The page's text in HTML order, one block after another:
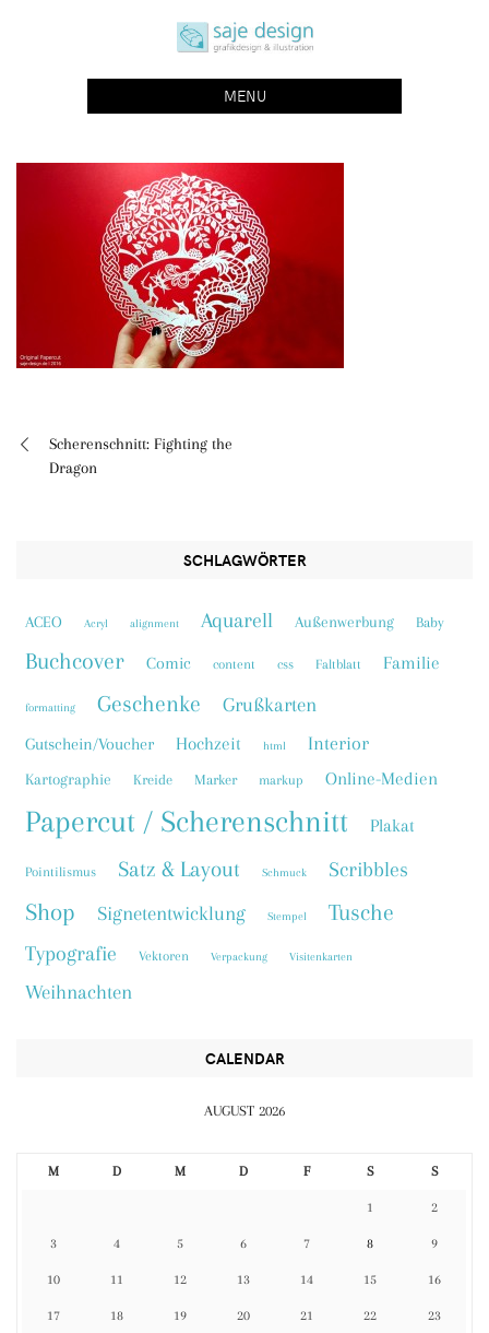
saje design bonn
grafikdesign | buchgestaltung | illustration
MENU
Beitragsnavigation
Scherenschnitt: Fighting the
Dragon
SCHLAGWÖRTER
ACEO Acryl alignment Aquarell Außenwerbung Baby
Buchcover Comic content css Faltblatt Familie
formatting Geschenke Grußkarten
Gutschein/Voucher Hochzeit html Interior
Kartographie Kreide Marker markup Online-Medien
Papercut / Scherenschnitt Plakat
Pointilismus Satz & Layout Schmuck Scribbles
Shop Signetentwicklung Stempel Tusche
Typografie Vektoren Verpackung Visitenkarten
Weihnachten
CALENDAR
AUGUST 2026
M D M D F S S
1 2
3 4 5 6 7 8 9
10 11 12 13 14 15 16
17 18 19 20 21 22 23